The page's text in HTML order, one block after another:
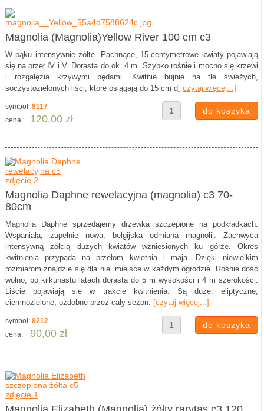
Magnolia (Magnolia)Yellow River 100 cm c3
W pąku intensywnie żółte. Pachnące, 15-centymetrowe kwiaty pojawiają
się na przeł.IV i V. Dorasta do ok. 4 m. Szybko rośnie i mocno się krzewi
i rozgałęzia krzywymi pędami. Kwitnie bujnie na tle świeżych,
soczystozielonych liści, które osiągają do 15 cm d [czytaj więcej...]
symbol: 8117
cena:
120,00 zł
Magnolia Daphne rewelacyjna (magnolia) c3 70-
80cm
Magnolia Daphne sprzedajemy drzewka szczepione na podkładkach.
Wspaniała, zupełnie nowa, belgijska odmiana magnolii. Zachwyca
intensywną żółcią dużych kwiatów wzniesionych ku górze. Okres
kwitnienia przypada na przełom kwietnia i maja. Dzięki niewielkim
rozmiarom znajdzie się dla niej miejsce w każdym ogrodzie. Rośnie dość
wolno, po kilkunastu latach dorasta do 5 m wysokości i 4 m szerokości.
Liście pojawiają sie w trakcie kwitnienia. Są duże, eliptyczne,
ciemnozielone, ozdobne przez cały sezon. [czytaj więcej...]
symbol: 8212
cena:
90,00 zł